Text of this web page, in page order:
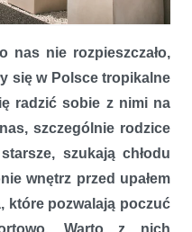
nas nie rozpieszczało,
się w Polsce tropikalne
radzić sobie z nimi na
szczególnie rodzice
szukają chłodu
wnętrz przed upałem
które pozwalają poczuć
Warto z nich